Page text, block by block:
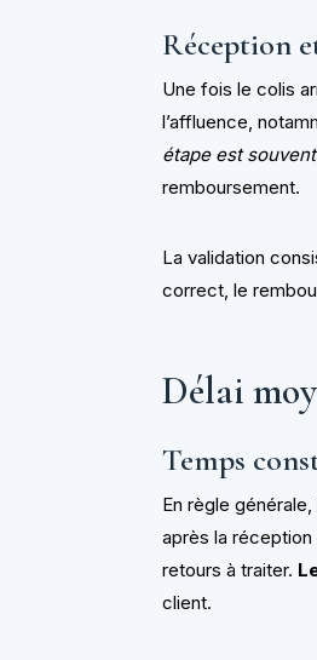
Réception
Une fois le colis
l’affluence,
étape est
remboursement.
La validation
correct, le
Délai
Temps
En règle
après la
retours à traiter.
client.